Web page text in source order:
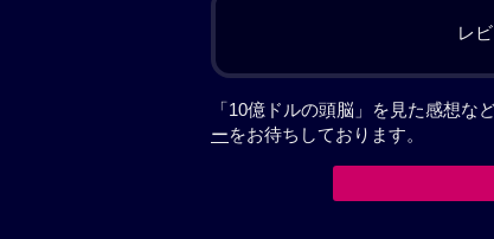
レ
「10億ドルの頭脳」を見た感想
ーをお待ちしております。